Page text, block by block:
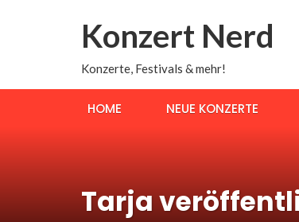
Konzert Nerd
Konzerte, Festivals & mehr!
HOME NEUE KONZERTE
Tarja